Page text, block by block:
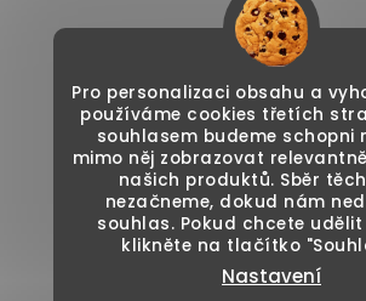
Pro personalizaci obsahu a
používáme cookies třetích
souhlasem budeme schopni
mimo něj zobrazovat
našich produktů. Sběr
nezačneme, dokud nám
souhlas. Pokud chcete
klikněte na tlačítko
Nastavení